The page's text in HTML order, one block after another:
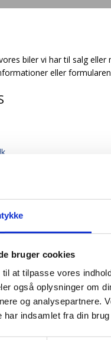
bruger cookies
at tilpasse vores
også oplysninger om
og analysepartnere.
har indsamlet fra din
biler vi har til salg
eller